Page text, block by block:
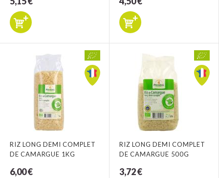
RIZ LONG DEMI COMPLET
DE CAMARGUE 1KG
6,00 €
RIZ LONG DEMI COMPLET
DE CAMARGUE 500G
3,72 €